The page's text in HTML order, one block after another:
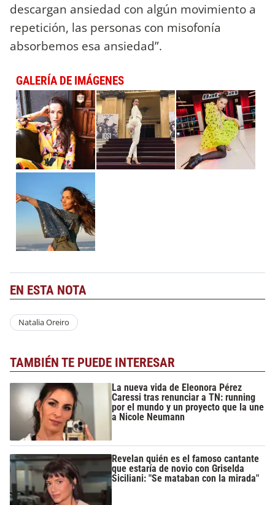
descargan ansiedad con algún movimiento a
repetición, las personas con misofonía
absorbemos esa ansiedad”.
GALERÍA DE IMÁGENES
EN ESTA NOTA
Natalia Oreiro
TAMBIÉN TE PUEDE INTERESAR
La nueva vida de Eleonora Pérez
Caressi tras renunciar a TN: running
por el mundo y un proyecto que la une
a Nicole Neumann
Revelan quién es el famoso cantante
que estaría de novio con Griselda
Siciliani: "Se mataban con la mirada"